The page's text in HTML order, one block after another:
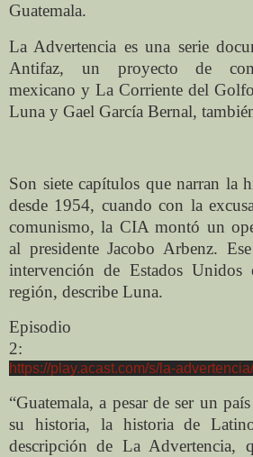
Guatemala.
La Advertencia es una serie
Antifaz, un proyecto de
mexicano y La Corriente del
Luna y Gael García Bernal,
Son siete capítulos que narran la
desde 1954, cuando con la
comunismo, la CIA montó un
al presidente Jacobo Arbenz.
intervención de Estados
región, describe Luna.
Episodio
2:
https://play.acast.com/s/la-
“Guatemala, a pesar de ser un
su historia, la historia de
descripción de La Advertencia,